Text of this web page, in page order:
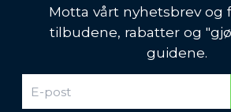
Motta vårt nyhetsbrev og
tilbudene, rabatter og
guidene.